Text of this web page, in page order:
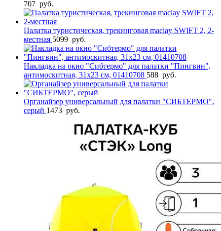
707 руб.
Палатка туристическая, трекинговая maclay SWIFT 2, 2-
местная 5099 руб.
Накладка на окно "Сибтермо" для палатки "Пингвин",
антимоскитная, 31х23 см, 01410708 588 руб.
Органайзер универсальный для палатки "СИБТЕРМО",
серый 1473 руб.